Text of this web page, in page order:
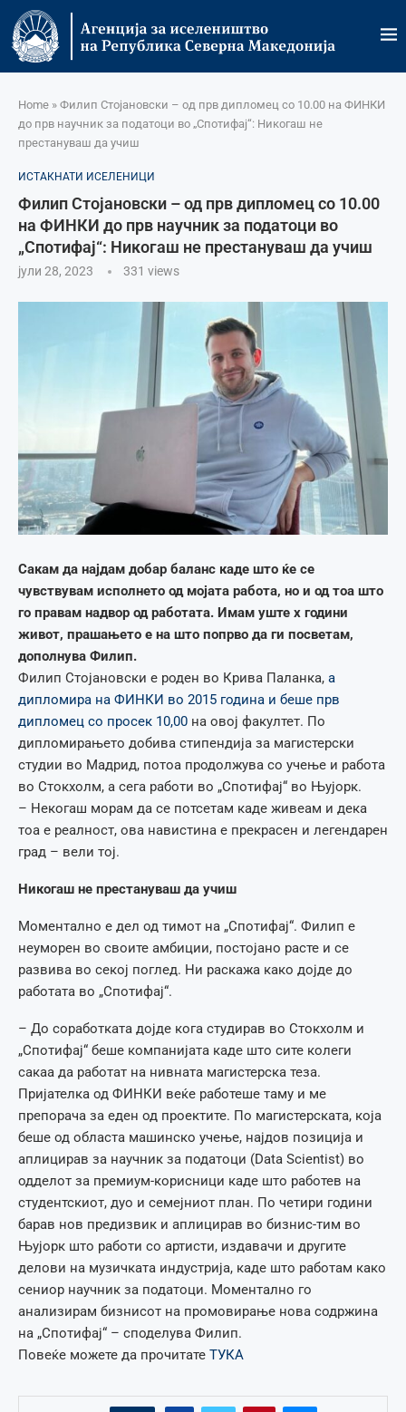
Home » Филип Стојановски – од прв дипломец со 10.00 на ФИНКИ
до прв научник за податоци во „Спотифај“: Никогаш не
престануваш да учиш
ИСТАКНАТИ ИСЕЛЕНИЦИ
Филип Стојановски – од прв дипломец со 10.00
на ФИНКИ до прв научник за податоци во
„Спотифај“: Никогаш не престануваш да учиш
јули 28, 2023 331 views
Сакам да најдам добар баланс каде што ќе се
чувствувам исполнето од мојата работа, но и од тоа што
го правам надвор од работата. Имам уште х години
живот, прашањето е на што попрво да ги посветам,
дополнува Филип.
Филип Стојановски е роден во Крива Паланка, а
дипломира на ФИНКИ во 2015 година и беше прв
дипломец со просек 10,00 на овој факултет. По
дипломирањето добива стипендија за магистерски
студии во Мадрид, потоа продолжува со учење и работа
во Стокхолм, а сега работи во „Спотифај“ во Њујорк.
– Некогаш морам да се потсетам каде живеам и дека
тоа е реалност, ова навистина е прекрасен и легендарен
град – вели тој.
Никогаш не престануваш да учиш
Моментално е дел од тимот на „Спотифај“. Филип е
неуморен во своите амбиции, постојано расте и се
развива во секој поглед. Ни раскажа како дојде до
работата во „Спотифај“.
– До соработката дојде кога студирав во Стокхолм и
„Спотифај“ беше компанијата каде што сите колеги
сакаа да работат на нивната магистерска теза.
Пријателка од ФИНКИ веќе работеше таму и ме
препорача за еден од проектите. По магистерската, која
беше од областа машинско учење, најдов позиција и
аплицирав за научник за податоци (Data Scientist) во
одделот за премиум-корисници каде што работев на
студентскиот, дуо и семејниот план. По четири години
барав нов предизвик и аплицирав во бизнис-тим во
Њујорк што работи со артисти, издавачи и другите
делови на музичката индустрија, каде што работам како
сениор научник за податоци. Моментално го
анализирам бизнисот на промовирање нова содржина
на „Спотифај“ – споделува Филип.
Повеќе можете да прочитате ТУКА